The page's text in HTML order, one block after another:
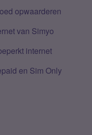
opwaarderen
van Simyo
internet
en Sim Only